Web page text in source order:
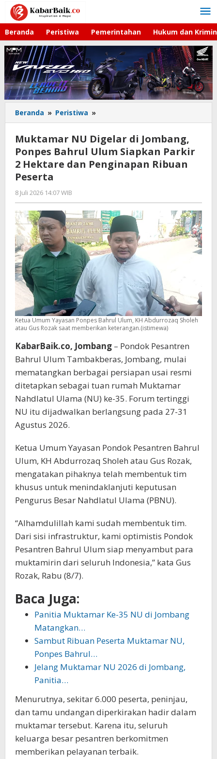
Lewati
konten
Beranda Peristiwa Pemerintahan Hukum dan
Beranda » Peristiwa »
NU
Digelar
di
Jombang,
Ponpes
Parkir
2
Hektare
dan
Penginapan
Ribuan
Peserta
Muktamar NU Digelar di Jombang,
Ponpes Bahrul Ulum Siapkan Parkir
2 Hektare dan Penginapan Ribuan
Peserta
8 Juli 2026 14:07 WIB
Gagah
Saputra
Ketua Umum Yayasan Ponpes Bahrul Ulum, KH Abdurrozaq Sholeh
atau Gus Rozak saat memberikan keterangan.(istimewa)
KabarBaik.co, Jombang – Pondok Pesantren
Bahrul Ulum Tambakberas, Jombang, mulai
mematangkan berbagai persiapan usai resmi
ditetapkan sebagai tuan rumah Muktamar
Nahdlatul Ulama (NU) ke-35. Forum tertinggi
NU itu dijadwalkan berlangsung pada 27-31
Agustus 2026.
Ketua Umum Yayasan Pondok Pesantren Bahrul
Ulum, KH Abdurrozaq Sholeh atau Gus Rozak,
mengatakan pihaknya telah membentuk tim
khusus untuk menindaklanjuti keputusan
Pengurus Besar Nahdlatul Ulama (PBNU).
“Alhamdulillah kami sudah membentuk tim.
Dari sisi infrastruktur, kami optimistis Pondok
Pesantren Bahrul Ulum siap menyambut para
muktamirin dari seluruh Indonesia,” kata Gus
Rozak, Rabu (8/7).
Baca Juga:
Panitia Muktamar Ke-35 NU di Jombang
Matangkan…
Sambut Ribuan Peserta Muktamar NU,
Ponpes Bahrul…
Jelang Muktamar NU 2026 di Jombang,
Panitia…
Menurutnya, sekitar 6.000 peserta, peninjau,
dan tamu undangan diperkirakan hadir dalam
muktamar tersebut. Karena itu, seluruh
keluarga besar pesantren berkomitmen
memberikan pelayanan terbaik.